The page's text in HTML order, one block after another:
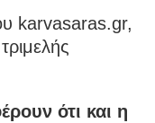
karvasaras.gr,
ότι και η